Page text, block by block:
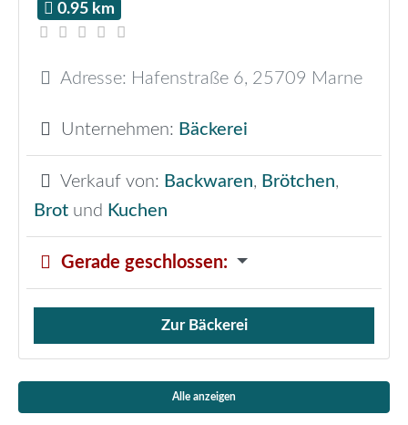
0.95 km
Adresse: Hafenstraße 6, 25709 Marne
Unternehmen: Bäckerei
Verkauf von: Backwaren, Brötchen,
Brot und Kuchen
Gerade geschlossen:
Verkauf von Brötchen,
Zur Bäckerei
Alle anzeigen